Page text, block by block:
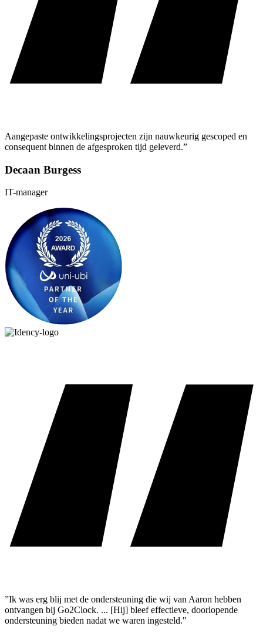
Aangepaste ontwikkelingsprojecten zijn nauwkeurig gescoped en
consequent binnen de afgesproken tijd geleverd.”
Decaan Burgess
IT-manager
”Ik was erg blij met de ondersteuning die wij van Aaron hebben
ontvangen bij Go2Clock. ... [Hij] bleef effectieve, doorlopende
ondersteuning bieden nadat we waren ingesteld."